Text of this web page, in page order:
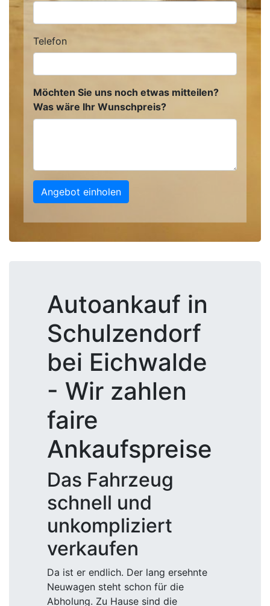
Telefon
Möchten Sie uns noch etwas mitteilen?
Was wäre Ihr Wunschpreis?
Angebot einholen
Autoankauf in
Schulzendorf
bei Eichwalde
- Wir zahlen
faire
Ankaufspreise
Das Fahrzeug
schnell und
unkompliziert
verkaufen
Da ist er endlich. Der lang ersehnte
Neuwagen steht schon für die
Abholung. Zu Hause sind die